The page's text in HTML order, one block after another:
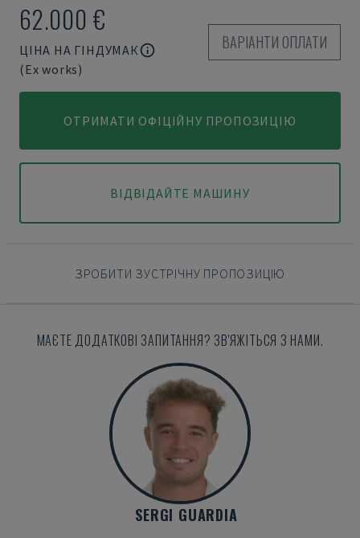
62.000 €
ЦІНА НА ГІНДУМАК
(Ex works)
ВАРІАНТИ ОПЛАТИ
ОТРИМАТИ ОФІЦІЙНУ ПРОПОЗИЦІЮ
ВІДВІДАЙТЕ МАШИНУ
ЗРОБИТИ ЗУСТРІЧНУ ПРОПОЗИЦІЮ
МАЄТЕ ДОДАТКОВІ ЗАПИТАННЯ? ЗВ'ЯЖІТЬСЯ З НАМИ.
SERGI GUARDIA